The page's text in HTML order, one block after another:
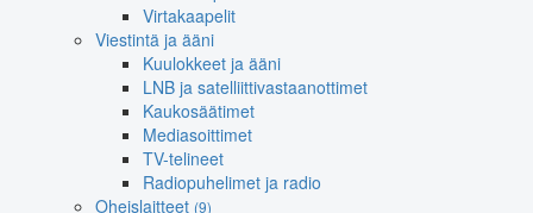
Virtakaapelit
Viestintä ja ääni
Kuulokkeet ja ääni
LNB ja satelliittivastaanottimet
Kaukosäätimet
Mediasoittimet
TV-telineet
Radiopuhelimet ja radio
Oheislaitteet (9)